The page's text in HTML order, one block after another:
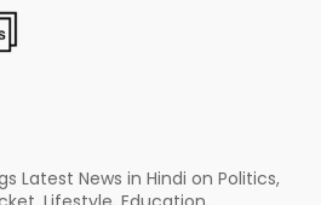
Latest News in Hindi on Politics,